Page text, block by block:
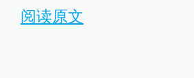
阅读原文